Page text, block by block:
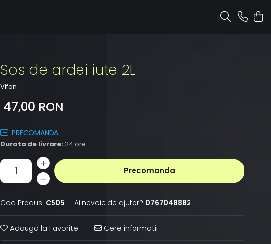
Sos de ardei iute 2L
Vifon
47,00 RON
PRECOMANDA
Durata de livrare: 24 ore
Precomanda
Cod Produs: C505 Ai nevoie de ajutor? 0767048882
Adauga la Favorite Cere informatii